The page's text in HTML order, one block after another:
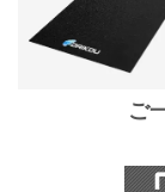
ご